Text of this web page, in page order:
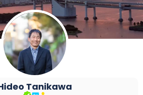
Tanikawa